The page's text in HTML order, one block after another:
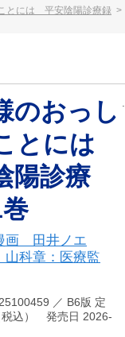
とには 平安陰陽診療録
のおっし
とには
陽診療
画 田井ノエ
科章：医療監
／ B6版 定
税込） 発売日 2026-